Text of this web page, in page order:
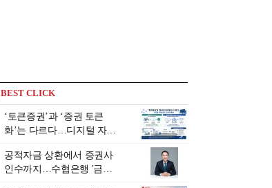
BEST CLICK
‘토큰증권’과 ‘증권 토큰
화’는 다르다…디지털 자본
공적자금 상환에서 증권사
인수까지…수협은행 '금융